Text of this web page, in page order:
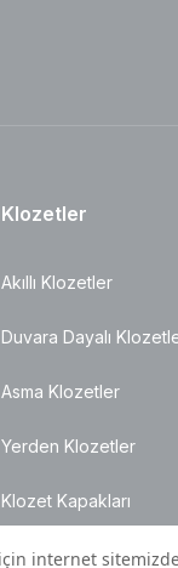
Klozetler
Akıllı Klozetler
Duvara Dayalı
Asma Klozetler
Yerden Klozetler
Klozet Kapakları